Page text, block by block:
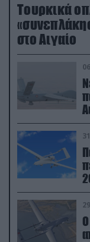
Τουρκικά
στο Αιγαίο